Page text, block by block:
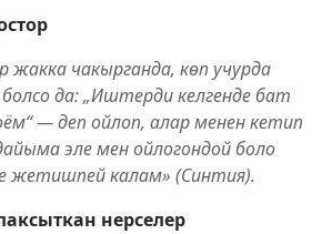
жакка чакырганда, көп учурда
да: „Иштерди келгенде бат
— деп ойлоп, алар менен кетип
эле мен ойлогондой боло
жетишпей калам» (Синтия).
нерселер